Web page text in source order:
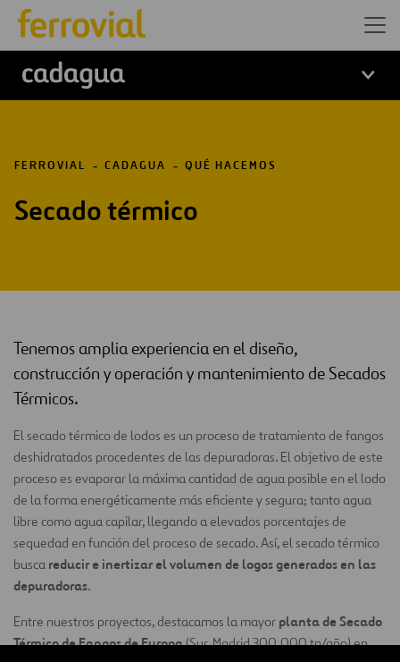
logo cadagua
FERROVIAL CADAGUA QUÉ HACEMOS
Secado térmico
Tenemos amplia experiencia en el diseño,
construcción y operación y mantenimiento de Secados
Térmicos.
El secado térmico de lodos es un proceso de tratamiento de fangos
deshidratados procedentes de las depuradoras. El objetivo de este
proceso es evaporar la máxima cantidad de agua posible en el lodo
de la forma energéticamente más eficiente y segura; tanto agua
libre como agua capilar, llegando a elevados porcentajes de
sequedad en función del proceso de secado. Así, el secado térmico
busca reducir e inertizar el volumen de logos generados en las
depuradoras.
Entre nuestros proyectos, destacamos la mayor planta de Secado
Térmico de Fangosde Europa(Sur, Madrid 300.000 tn/año) en